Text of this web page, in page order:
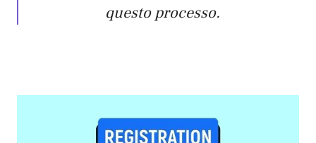
questo processo.